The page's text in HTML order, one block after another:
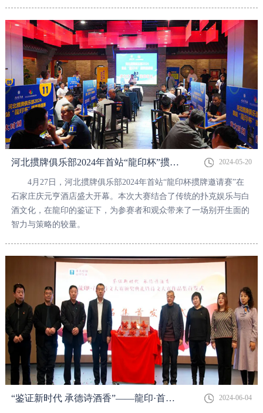
河北掼牌俱乐部2024年首站“龍印杯”掼牌邀请赛，成功举办！ 2024-05-20
4月27日，河北掼牌俱乐部2024年首站“龍印杯掼牌邀请赛”在
石家庄庆元亨酒店盛大开幕。本次大赛结合了传统的扑克娱乐与白
酒文化，在龍印的鉴证下，为参赛者和观众带来了一场别开生面的
智力与策略的较量。
“鉴证新时代 承德诗酒香”——龍印·首届诗文大赛颁奖仪式圆满举办 2024-06-04